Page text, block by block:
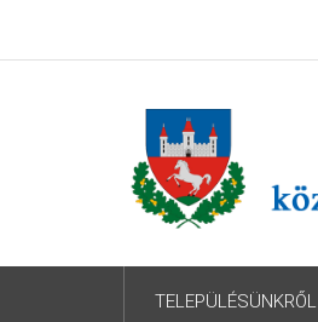
TELEPÜLÉSÜNKRŐL